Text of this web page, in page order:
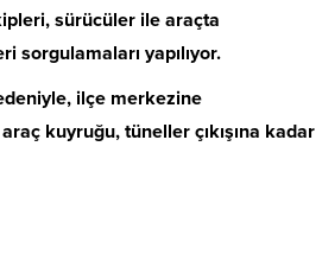
sürücüler ile araçta
sorgulamaları yapılıyor.
ilçe merkezine
kuyruğu, tüneller çıkışına kadar